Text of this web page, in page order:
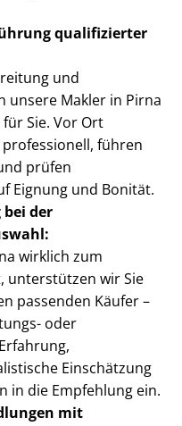
qualifizierter
und
Makler in Pirna
Sie. Vor Ort
führen
prüfen
Eignung und Bonität.
der
wirklich zum
unterstützen wir Sie
passenden Käufer –
oder
Einschätzung
in die Empfehlung ein.
mit